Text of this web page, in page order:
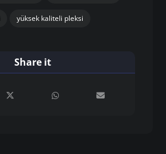
yüksek kaliteli pleksi